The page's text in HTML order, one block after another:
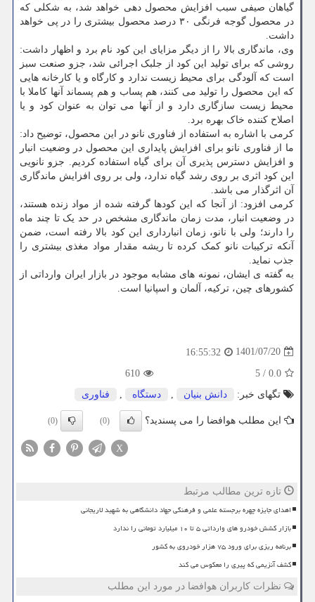
گیاهان صیفی سبب افزایش محصول دهی خواهد شد، به شکلی که
در محصول گوجه فرنگی ۳۰ درصد محصول بیشتری را در پی خواهد
داشت.
وی، ماندگاری بالا را از دیگر مزایای این کود نام برد و اظهار داشت:
روشی که برای تولید این کود از جلبک اجرائی شد، جزو صنعت سبز
است که آلودگی برای محیط زیست ندارد و کارگاه و یا کارخانه هایی
که این محصول را تولید می کنند، هم پساب و هم پسماند آنها کاملا با
محیط زیست سازگاری دارد و از آنها می توان به عنوان کود و یا
اصلاح کننده خاک بهره برد.
کرمی با اشاره به استفاده از فناوری نانو در این محصول، توضیح داد:
ما از فناوری نانو برای افزایش پایداری این محصول در وضعیت انبار
و افزایش دسترس پذیری آن برای گیاه استفاده کردیم. جزو نانویی
این کود اثری بر روی رشد گیاه ندارد، ولی بر روی افزایش ماندگاری
آن اثرگذار می باشد.
کرمی افزود: از آنجا که این کودها گرفته شده از مواد زنده هستند،
در وضعیت انبار، مدت زمان ماندگاری مشخص در حد یک تا چند ماه
را دارند؛ ولی با نانو، زمان انبارداری این کود بالا رفته است، ضمن
آنکه ترکیبات نانو کمک کرده تا ریشه مقدار مواد مغذی بیشتری را
جذب نماید.
به گفته ی ایشان، نمونه های مشابه موجود در بازار ایران وارداتی از
کشورهای چین، ترکیه، آلمان و اسپانیا است.
1401/07/20
16:55:32
0.0
/
5
610
تگهای خبر:
دانش بنیان , دستگاه , فناوری
این مطلب هوافضا را می پسندید؟ (0)
(0)
X
تازه ترین مطالب مرتبط
اهدای جایزه چهره برجسته علمی و فرهنگی جهاد دانشگاهی به شهید لاریجانی
بازار کشش خودرو های وارداتی ۵ تا ۱۰ میلیارد تومانی را ندارد
برنامه ریزی برای ورود ۷۵ هزار خودروی به کشور
کشف آنزیمی که پیری را معکوس می کند
نظرات کاربران هوافضا در مورد این مطلب